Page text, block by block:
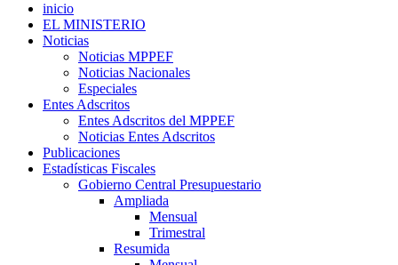
inicio
EL MINISTERIO
Noticias
Noticias MPPEF
Noticias Nacionales
Especiales
Entes Adscritos
Entes Adscritos del MPPEF
Noticias Entes Adscritos
Publicaciones
Estadísticas Fiscales
Gobierno Central Presupuestario
Ampliada
Mensual
Trimestral
Resumida